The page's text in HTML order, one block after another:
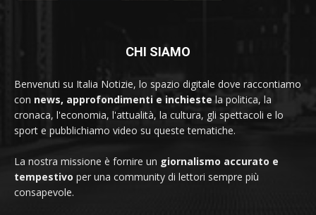
CHI SIAMO
Benvenuti su Italia Notizie, lo spazio digitale dove raccontiamo
con news, approfondimenti e inchieste la politica, la
cronaca, l'economia, l'attualità, la cultura, gli spettacoli e lo
sport e pubblichiamo video su queste tematiche.
La nostra missione è fornire un giornalismo accurato e
tempestivo per una community di lettori sempre più
consapevole.